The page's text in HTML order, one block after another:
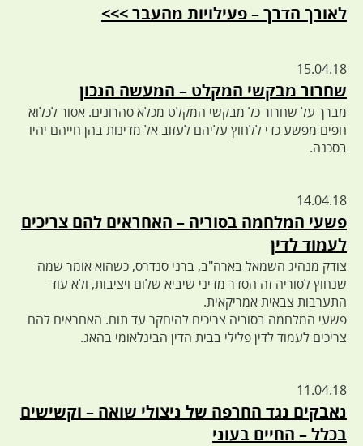
לאורך הדרך – פעילויות מהעבר >>>
15.04.18
שחרור מבקשי המקלט – המעשה הנכון
מברך על שחרור כל מבקשי המקלט מכלא סהרונים. אסור לכלוא
חפים מפשע כדי ללחוץ עליהם לעזוב אל מדינות בהן חייהם יהיו
בסכנה.
14.04.18
פשעי המלחמה בסוריה – האחראים להם צריכים
לעמוד לדין
צודק מנהיג השמאל בארה"ב, ברני סנדרס, כשהוא אומר שמה
שנחוץ לסוריה זה הסדר מדיני שיביא שלום ויציבות, ולא עוד
התערבות צבאית אמריקאית.
פשעי המלחמה בסוריה צריכים להיחקר עד תום. האחראים להם
צריכים לעמוד לדין פלילי בבית הדין הבינלאומי בהאג.
11.04.18
נאבקים נגד החרפה של ניצולי שואה – וקשישים
בכלל – החיים בעוני